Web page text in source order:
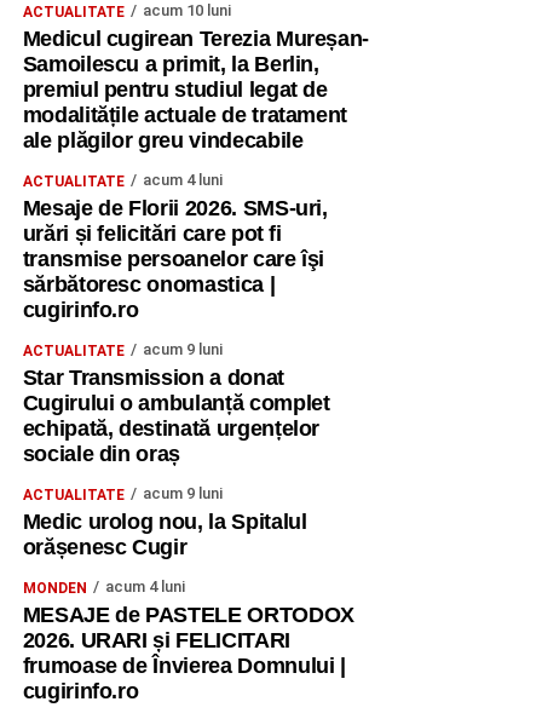
ACTUALITATE acum 10 luni
Medicul cugirean Terezia Mureșan-
Samoilescu a primit, la Berlin,
premiul pentru studiul legat de
modalitățile actuale de tratament
ale plăgilor greu vindecabile
ACTUALITATE acum 4 luni
Mesaje de Florii 2026. SMS-uri,
urări și felicitări care pot fi
transmise persoanelor care îşi
sărbătoresc onomastica |
cugirinfo.ro
ACTUALITATE acum 9 luni
Star Transmission a donat
Cugirului o ambulanță complet
echipată, destinată urgențelor
sociale din oraș
ACTUALITATE acum 9 luni
Medic urolog nou, la Spitalul
orășenesc Cugir
MONDEN acum 4 luni
MESAJE de PASTELE ORTODOX
2026. URARI și FELICITARI
frumoase de Învierea Domnului |
cugirinfo.ro